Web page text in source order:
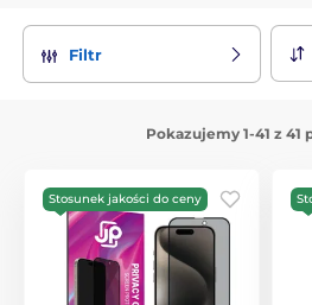
Filtr
Pokazujemy 1-41 z 41
Stosunek jakości do ceny